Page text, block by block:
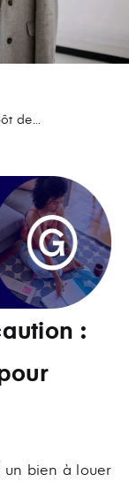
de...
:
un bien à louer